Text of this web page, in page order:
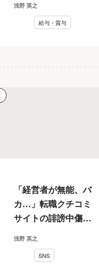
浅野 英之
給与・賞与
「経営者が無能、バ
カ…」転職クチコミ
サイトの誹謗中傷は
浅野 英之
SNS